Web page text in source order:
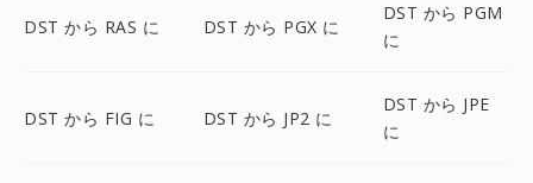
DST から RAS に DST から PGX に
DST から PGM
に
DST から FIG に DST から JP2 に
DST から JPE
に